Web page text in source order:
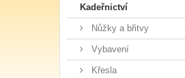
Kadeřnictví
Nůžky a břitvy
Vybavení
Křesla